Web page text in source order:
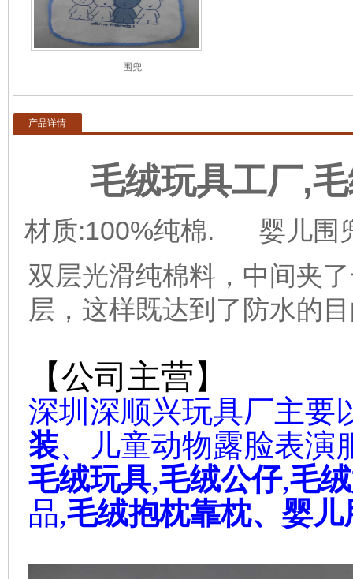
围兜
产品详情
毛绒玩具工厂,
材质:100%纯棉. 婴儿围
双层光滑纯棉料，中间夹
层，这样既达到了防水的
【公司主营】
深圳深顺兴玩具厂主要
装、儿童动物露脸表演
毛绒玩具,毛绒公仔,毛
品,毛绒抱枕靠枕、婴儿